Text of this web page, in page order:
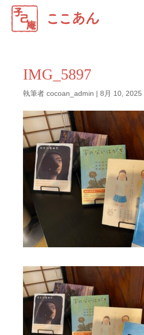
IMG_5897
執筆者 cocoan_admin | 8月 10, 2025